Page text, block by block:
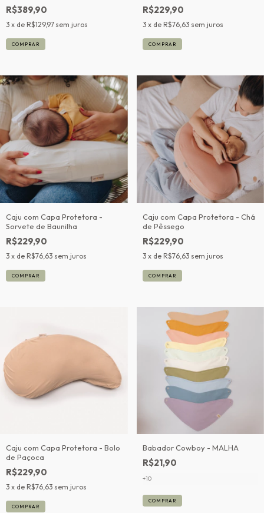
R$389,90
3 x de R$129,97 sem juros
R$229,90
3 x de R$76,63 sem juros
Caju com Capa Protetora -
Sorvete de Baunilha
R$229,90
3 x de R$76,63 sem juros
Caju com Capa Protetora - Chá
de Pêssego
R$229,90
3 x de R$76,63 sem juros
Caju com Capa Protetora - Bolo
de Paçoca
R$229,90
3 x de R$76,63 sem juros
Babador Cowboy - MALHA
R$21,90
+10
COMPRAR